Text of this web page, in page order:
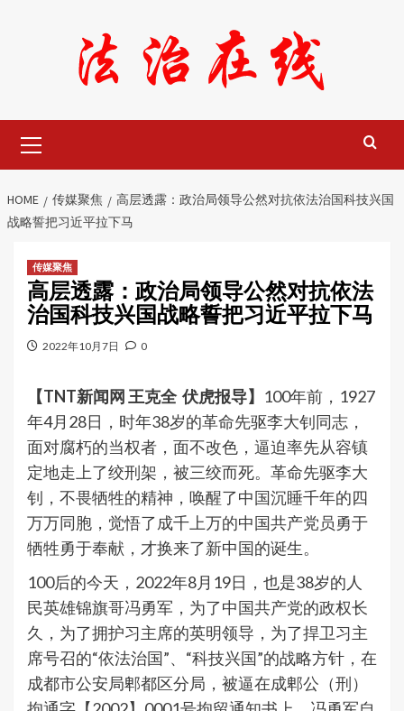
Menu
HOME 传媒聚焦
高层透露：政治局领导公然对抗依法治国科技兴国
战略誓把习近平拉下马
传媒聚焦
高层透露：政治局领导公然对抗依法
治国科技兴国战略誓把习近平拉下马
2022年10月7日 0
【TNT新闻网 王克全 伏虎报导】 100年前，1927
年4月28日，时年38岁的革命先驱李大钊同志，
面对腐朽的当权者，面不改色，逼迫率先从容镇
定地走上了绞刑架，被三绞而死。革命先驱李大
钊，不畏牺牲的精神，唤醒了中国沉睡千年的四
万万同胞，觉悟了成千上万的中国共产党员勇于
牺牲勇于奉献，才换来了新中国的诞生。
100后的今天，2022年8月19日，也是38岁的人
民英雄锦旗哥冯勇军，为了中国共产党的政权长
久，为了拥护习主席的英明领导，为了捍卫习主
席号召的“依法治国”、“科技兴国”的战略方针，在
成都市公安局郫都区分局，被逼在成郫公（刑）